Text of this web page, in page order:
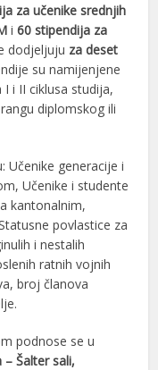
za učenike srednjih
i60 stipendija za
dodjeljuju za deset
su namijenjene
i II ciklusa studija,
diplomskog ili
Učenike generacije i
Učenike i studente
kantonalnim,
povlastice za
i nestalih
ratnih vojnih
broj članova
podnose se u
Šalter sali,